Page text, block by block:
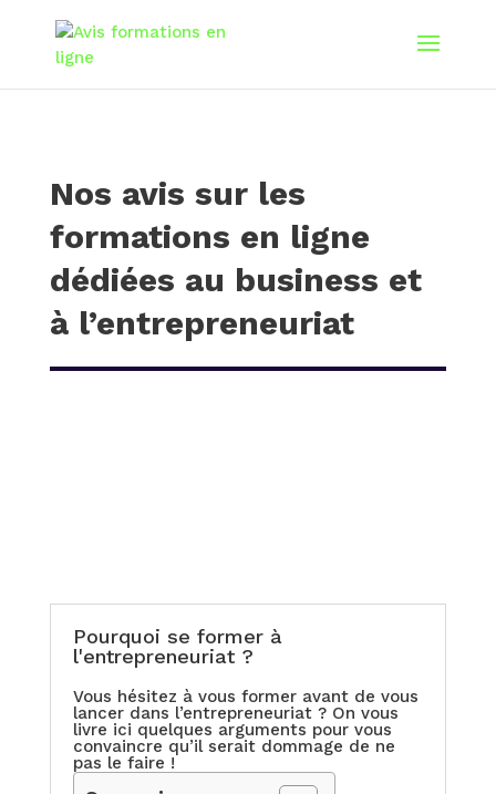
Nos avis sur les
formations en ligne
dédiées au business et
à l’entrepreneuriat
Pourquoi se former à
l'entrepreneuriat ?
Vous hésitez à vous former avant de vous
lancer dans l’entrepreneuriat ? On vous
livre ici quelques arguments pour vous
convaincre qu’il serait dommage de ne
pas le faire !